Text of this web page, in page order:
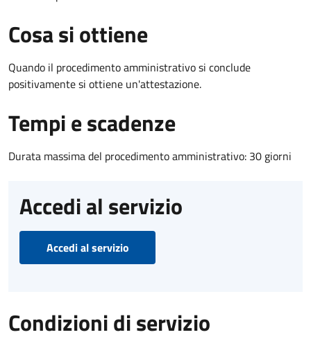
Cosa si ottiene
Quando il procedimento amministrativo si conclude
positivamente si ottiene un'attestazione.
Tempi e scadenze
Durata massima del procedimento amministrativo: 30 giorni
Accedi al servizio
Accedi al servizio
Condizioni di servizio